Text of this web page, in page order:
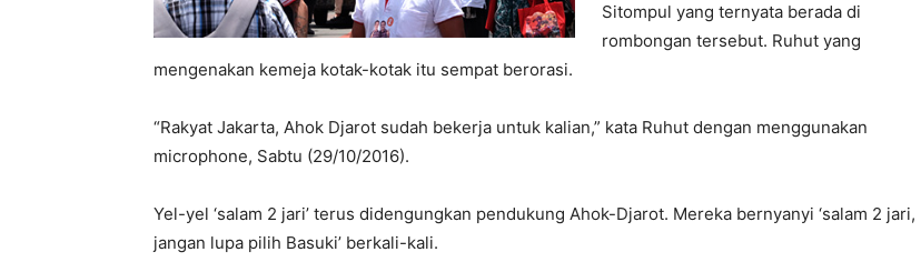
Sitompul yang ternyata berada di
rombongan tersebut. Ruhut yang
mengenakan kemeja kotak-kotak itu sempat berorasi.
“Rakyat Jakarta, Ahok Djarot sudah bekerja untuk kalian,” kata Ruhut dengan menggunakan
microphone, Sabtu (29/10/2016).
Yel-yel ‘salam 2 jari’ terus didengungkan pendukung Ahok-Djarot. Mereka bernyanyi ‘salam 2 jari,
jangan lupa pilih Basuki’ berkali-kali.